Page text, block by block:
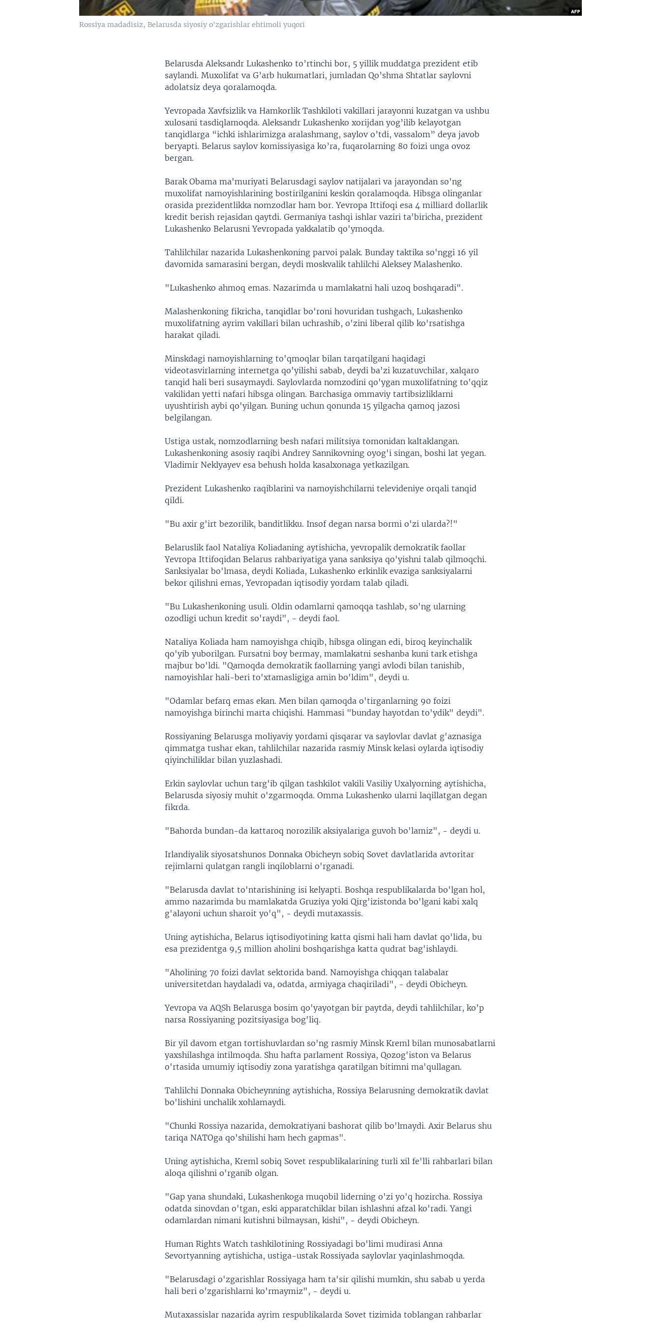
Rossiya madadisiz, Belarusda siyosiy o'zgarishlar ehtimoli yuqori
Belarusda Aleksandr Lukashenko to’rtinchi bor, 5 yillik muddatga prezident etib
saylandi. Muxolifat va G’arb hukumatlari, jumladan Qo’shma Shtatlar saylovni
adolatsiz deya qoralamoqda.
Yevropada Xavfsizlik va Hamkorlik Tashkiloti vakillari jarayonni kuzatgan va ushbu
xulosani tasdiqlamoqda. Aleksandr Lukashenko xorijdan yog’ilib kelayotgan
tanqidlarga “ichki ishlarimizga aralashmang, saylov o’tdi, vassalom” deya javob
beryapti. Belarus saylov komissiyasiga ko’ra, fuqarolarning 80 foizi unga ovoz
bergan.
Barak Obama ma'muriyati Belarusdagi saylov natijalari va jarayondan so'ng
muxolifat namoyishlarining bostirilganini keskin qoralamoqda. Hibsga olinganlar
orasida prezidentlikka nomzodlar ham bor. Yevropa Ittifoqi esa 4 milliard dollarlik
kredit berish rejasidan qaytdi. Germaniya tashqi ishlar vaziri ta'biricha, prezident
Lukashenko Belarusni Yevropada yakkalatib qo'ymoqda.
Tahlilchilar nazarida Lukashenkoning parvoi palak. Bunday taktika so'nggi 16 yil
davomida samarasini bergan, deydi moskvalik tahlilchi Aleksey Malashenko.
"Lukashenko ahmoq emas. Nazarimda u mamlakatni hali uzoq boshqaradi".
Malashenkoning fikricha, tanqidlar bo'roni hovuridan tushgach, Lukashenko
muxolifatning ayrim vakillari bilan uchrashib, o'zini liberal qilib ko'rsatishga
harakat qiladi.
Minskdagi namoyishlarning to'qmoqlar bilan tarqatilgani haqidagi
videotasvirlarning internetga qo'yilishi sabab, deydi ba'zi kuzatuvchilar, xalqaro
tanqid hali beri susaymaydi. Saylovlarda nomzodini qo'ygan muxolifatning to'qqiz
vakilidan yetti nafari hibsga olingan. Barchasiga ommaviy tartibsizliklarni
uyushtirish aybi qo'yilgan. Buning uchun qonunda 15 yilgacha qamoq jazosi
belgilangan.
Ustiga ustak, nomzodlarning besh nafari militsiya tomonidan kaltaklangan.
Lukashenkoning asosiy raqibi Andrey Sannikovning oyog'i singan, boshi lat yegan.
Vladimir Neklyayev esa behush holda kasalxonaga yetkazilgan.
Prezident Lukashenko raqiblarini va namoyishchilarni televideniye orqali tanqid
qildi.
"Bu axir g'irt bezorilik, banditlikku. Insof degan narsa bormi o'zi ularda?!"
Belaruslik faol Nataliya Koliadaning aytishicha, yevropalik demokratik faollar
Yevropa Ittifoqidan Belarus rahbariyatiga yana sanksiya qo'yishni talab qilmoqchi.
Sanksiyalar bo'lmasa, deydi Koliada, Lukashenko erkinlik evaziga sanksiyalarni
bekor qilishni emas, Yevropadan iqtisodiy yordam talab qiladi.
"Bu Lukashenkoning usuli. Oldin odamlarni qamoqqa tashlab, so'ng ularning
ozodligi uchun kredit so'raydi", - deydi faol.
Nataliya Koliada ham namoyishga chiqib, hibsga olingan edi, biroq keyinchalik
qo'yib yuborilgan. Fursatni boy bermay, mamlakatni seshanba kuni tark etishga
majbur bo'ldi. "Qamoqda demokratik faollarning yangi avlodi bilan tanishib,
namoyishlar hali-beri to'xtamasligiga amin bo'ldim", deydi u.
"Odamlar befarq emas ekan. Men bilan qamoqda o'tirganlarning 90 foizi
namoyishga birinchi marta chiqishi. Hammasi "bunday hayotdan to'ydik" deydi".
Rossiyaning Belarusga moliyaviy yordami qisqarar va saylovlar davlat g'aznasiga
qimmatga tushar ekan, tahlilchilar nazarida rasmiy Minsk kelasi oylarda iqtisodiy
qiyinchiliklar bilan yuzlashadi.
Erkin saylovlar uchun targ'ib qilgan tashkilot vakili Vasiliy Uxalyorning aytishicha,
Belarusda siyosiy muhit o'zgarmoqda. Omma Lukashenko ularni laqillatgan degan
fikrda.
"Bahorda bundan-da kattaroq norozilik aksiyalariga guvoh bo'lamiz", - deydi u.
Irlandiyalik siyosatshunos Donnaka Obicheyn sobiq Sovet davlatlarida avtoritar
rejimlarni qulatgan rangli inqiloblarni o'rganadi.
"Belarusda davlat to'ntarishining isi kelyapti. Boshqa respublikalarda bo'lgan hol,
ammo nazarimda bu mamlakatda Gruziya yoki Qirg'izistonda bo'lgani kabi xalq
g'alayoni uchun sharoit yo'q", - deydi mutaxassis.
Uning aytishicha, Belarus iqtisodiyotining katta qismi hali ham davlat qo'lida, bu
esa prezidentga 9,5 million aholini boshqarishga katta qudrat bag'ishlaydi.
"Aholining 70 foizi davlat sektorida band. Namoyishga chiqqan talabalar
universitetdan haydaladi va, odatda, armiyaga chaqiriladi", - deydi Obicheyn.
Yevropa va AQSh Belarusga bosim qo'yayotgan bir paytda, deydi tahlilchilar, ko'p
narsa Rossiyaning pozitsiyasiga bog'liq.
Bir yil davom etgan tortishuvlardan so'ng rasmiy Minsk Kreml bilan munosabatlarni
yaxshilashga intilmoqda. Shu hafta parlament Rossiya, Qozog'iston va Belarus
o'rtasida umumiy iqtisodiy zona yaratishga qaratilgan bitimni ma'qullagan.
Tahlilchi Donnaka Obicheynning aytishicha, Rossiya Belarusning demokratik davlat
bo'lishini unchalik xohlamaydi.
"Chunki Rossiya nazarida, demokratiyani bashorat qilib bo'lmaydi. Axir Belarus shu
tariqa NATOga qo'shilishi ham hech gapmas".
Uning aytishicha, Kreml sobiq Sovet respublikalarining turli xil fe'lli rahbarlari bilan
aloqa qilishni o'rganib olgan.
"Gap yana shundaki, Lukashenkoga muqobil liderning o'zi yo'q hozircha. Rossiya
odatda sinovdan o'tgan, eski apparatchiklar bilan ishlashni afzal ko'radi. Yangi
odamlardan nimani kutishni bilmaysan, kishi", - deydi Obicheyn.
Human Rights Watch tashkilotining Rossiyadagi bo'limi mudirasi Anna
Sevortyanning aytishicha, ustiga-ustak Rossiyada saylovlar yaqinlashmoqda.
"Belarusdagi o'zgarishlar Rossiyaga ham ta'sir qilishi mumkin, shu sabab u yerda
hali beri o'zgarishlarni ko'rmaymiz", - deydi u.
Mutaxassislar nazarida ayrim respublikalarda Sovet tizimida toblangan rahbarlar